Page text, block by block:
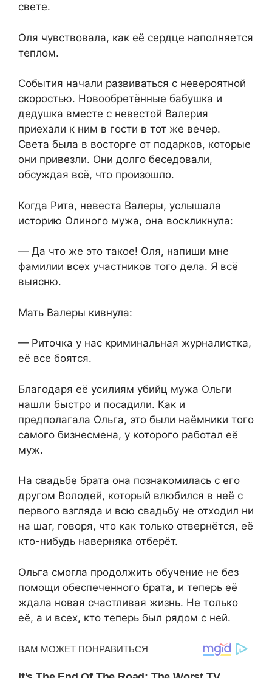
свете.
Оля чувствовала, как её сердце наполняется
теплом.
События начали развиваться с невероятной
скоростью. Новообретённые бабушка и
дедушка вместе с невестой Валерия
приехали к ним в гости в тот же вечер.
Света была в восторге от подарков, которые
они привезли. Они долго беседовали,
обсуждая всё, что произошло.
Когда Рита, невеста Валеры, услышала
историю Олиного мужа, она воскликнула:
— Да что же это такое! Оля, напиши мне
фамилии всех участников того дела. Я всё
выясню.
Мать Валеры кивнула:
— Риточка у нас криминальная журналистка,
её все боятся.
Благодаря её усилиям убийц мужа Ольги
нашли быстро и посадили. Как и
предполагала Ольга, это были наёмники того
самого бизнесмена, у которого работал её
муж.
На свадьбе брата она познакомилась с его
другом Володей, который влюбился в неё с
первого взгляда и всю свадьбу не отходил ни
на шаг, говоря, что как только отвернётся, её
кто-нибудь наверняка отберёт.
Ольга смогла продолжить обучение не без
помощи обеспеченного брата, и теперь её
ждала новая счастливая жизнь. Не только
её, а и всех, кто теперь был рядом с ней.